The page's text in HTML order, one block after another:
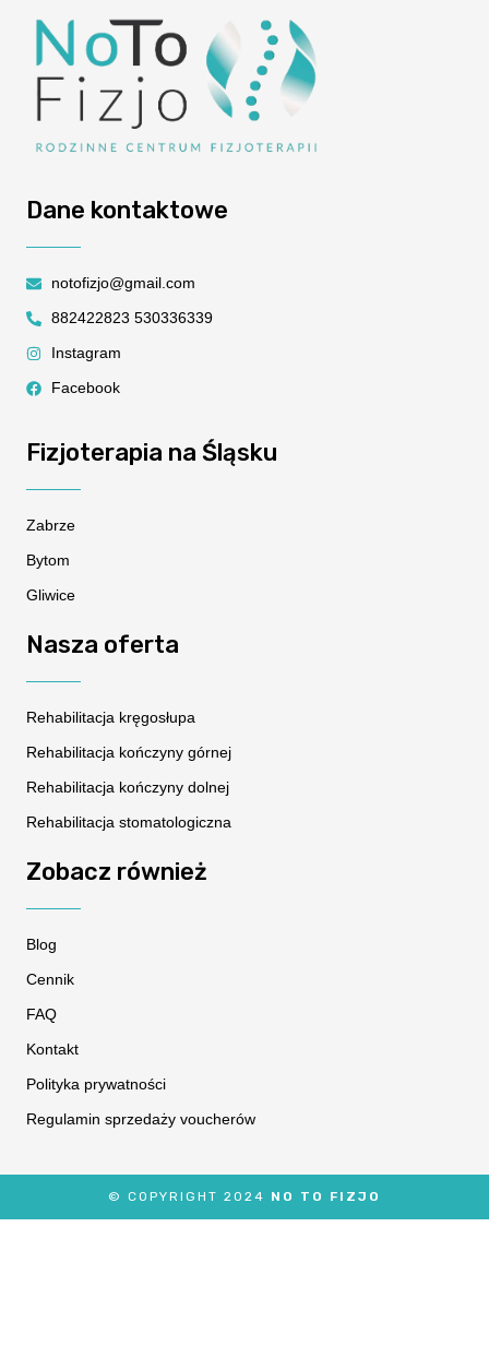
Dane kontaktowe
notofizjo@gmail.com
882422823 530336339
Instagram
Facebook
Fizjoterapia na Śląsku
Zabrze
Bytom
Gliwice
Nasza oferta
Rehabilitacja kręgosłupa
Rehabilitacja kończyny górnej
Rehabilitacja kończyny dolnej
Rehabilitacja stomatologiczna
Zobacz również
Blog
Cennik
FAQ
Kontakt
Polityka prywatności
Regulamin sprzedaży voucherów
© COPYRIGHT 2024 NO TO FIZJO